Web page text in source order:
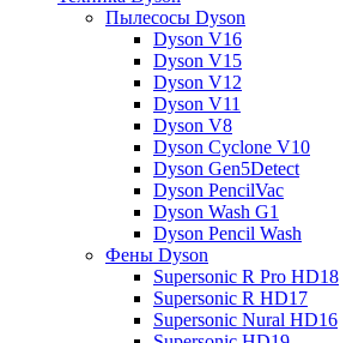
Пылесосы Dyson
Dyson V16
Dyson V15
Dyson V12
Dyson V11
Dyson V8
Dyson Cyclone V10
Dyson Gen5Detect
Dyson PencilVac
Dyson Wash G1
Dyson Pencil Wash
Фены Dyson
Supersonic R Pro HD18
Supersonic R HD17
Supersonic Nural HD16